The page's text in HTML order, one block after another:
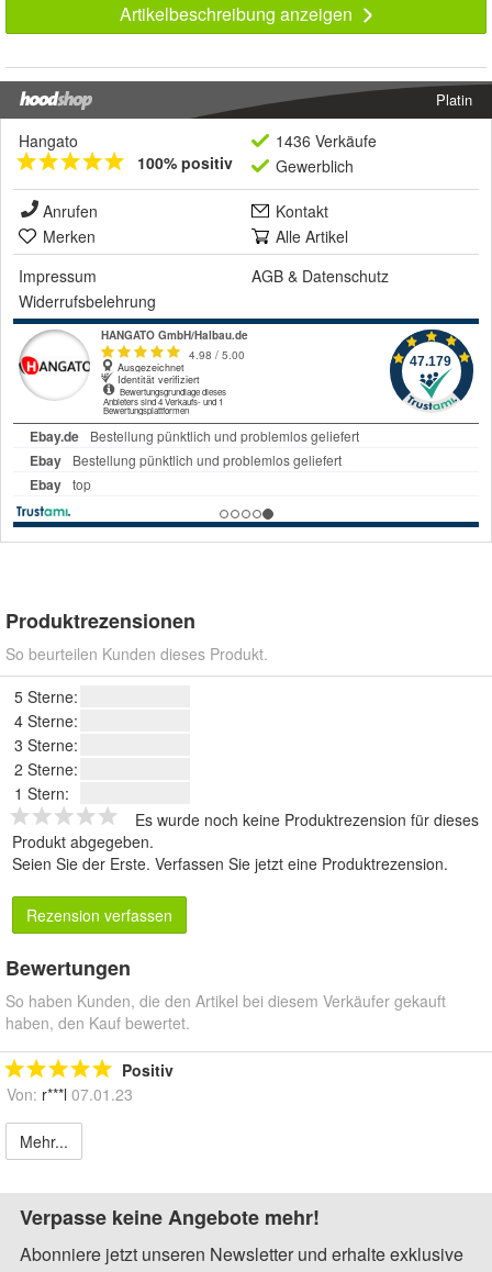
Artikelbeschreibung anzeigen
Platin
Hangato
100% positiv
1436 Verkäufe
Gewerblich
Anrufen
Kontakt
Merken
Alle Artikel
Impressum
AGB & Datenschutz
Widerrufsbelehrung
Produktrezensionen
So beurteilen Kunden dieses Produkt.
5 Sterne:
4 Sterne:
3 Sterne:
2 Sterne:
1 Stern:
Es wurde noch keine Produktrezension für dieses
Produkt abgegeben.
Seien Sie der Erste. Verfassen Sie jetzt eine Produktrezension.
Rezension verfassen
Bewertungen
So haben Kunden, die den Artikel bei diesem Verkäufer gekauft
haben, den Kauf bewertet.
Positiv
Von: r***l 07.01.23
Mehr...
Verpasse keine Angebote mehr!
Abonniere jetzt unseren Newsletter und erhalte exklusive